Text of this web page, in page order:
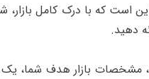
است که با درک کامل بازار،
دهید.
مشخصات بازار هدف شما،